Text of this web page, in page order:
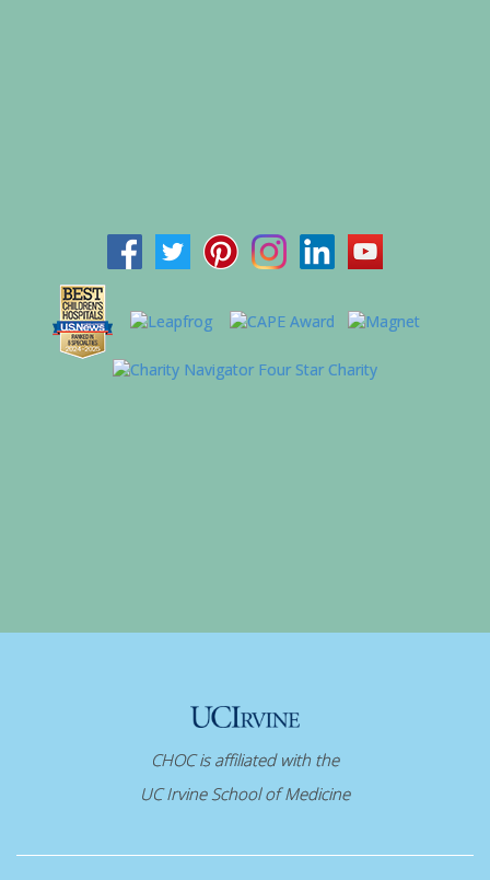
CHOC is affiliated with the
UC Irvine School of Medicine